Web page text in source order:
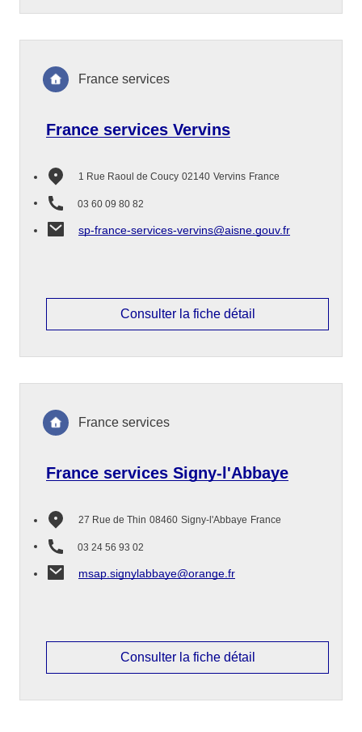
France services Vervins
1 Rue Raoul de Coucy 02140 Vervins France
03 60 09 80 82
sp-france-services-vervins@aisne.gouv.fr
France services
Consulter la fiche détail
France services Signy-l'Abbaye
27 Rue de Thin 08460 Signy-l'Abbaye France
03 24 56 93 02
msap.signylabbaye@orange.fr
France services
Consulter la fiche détail